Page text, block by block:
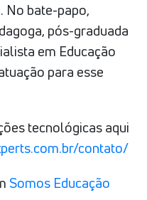
No bate-papo,
pós-graduada
em Educação
para esse
tecnológicas aqui
contato/
Somos Educação